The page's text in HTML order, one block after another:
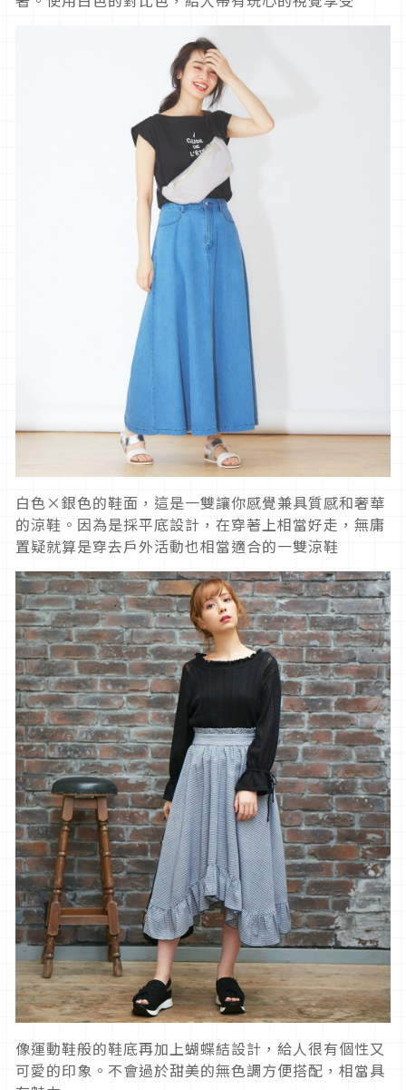
白色×銀色的鞋面，這是一雙讓你感覺兼具質感和奢華
的涼鞋。因為是採平底設計，在穿著上相當好走，無庸
置疑就算是穿去戶外活動也相當適合的一雙涼鞋
像運動鞋般的鞋底再加上蝴蝶結設計，給人很有個性又
可愛的印象。不會過於甜美的無色調方便搭配，相當具